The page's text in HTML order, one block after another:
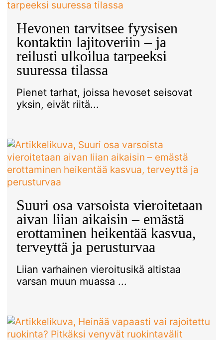
Hevonen tarvitsee fyysisen
kontaktin lajitoveriin – ja
reilusti ulkoilua tarpeeksi
suuressa tilassa
Pienet tarhat, joissa hevoset seisovat
yksin, eivät riitä...
Suuri osa varsoista vieroitetaan
aivan liian aikaisin – emästä
erottaminen heikentää kasvua,
terveyttä ja perusturvaa
Liian varhainen vieroitusikä altistaa
varsan muun muassa ...